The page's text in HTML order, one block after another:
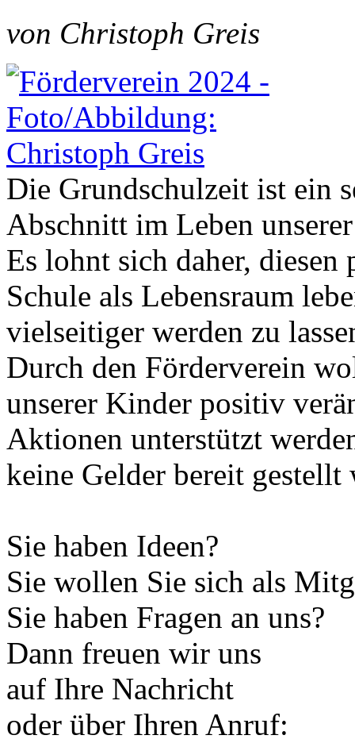
von Christoph Greis
Die Grundschulzeit ist ein
Abschnitt im Leben
Es lohnt sich daher,
Schule als Lebensraum
vielseitiger werden zu
Durch den Förderverein
unserer Kinder positiv
Aktionen unterstützt
keine Gelder bereit gestellt
Sie haben Ideen?
Sie wollen Sie sich als
Sie haben Fragen an uns?
Dann freuen wir uns
auf Ihre Nachricht
oder über Ihren Anruf: